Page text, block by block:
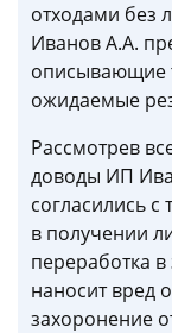
отходами без
Иванов А.А.
описывающие
ожидаемые
Рассмотрев
доводы ИП
согласились с
в получении
переработка
наносит вред
захоронение